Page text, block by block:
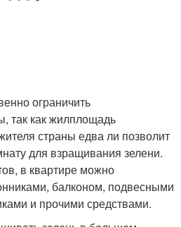
ограничить
так как жилплощадь
страны едва ли позволит
для взращивания зелени.
в квартире можно
балконом, подвесными
и прочими средствами.